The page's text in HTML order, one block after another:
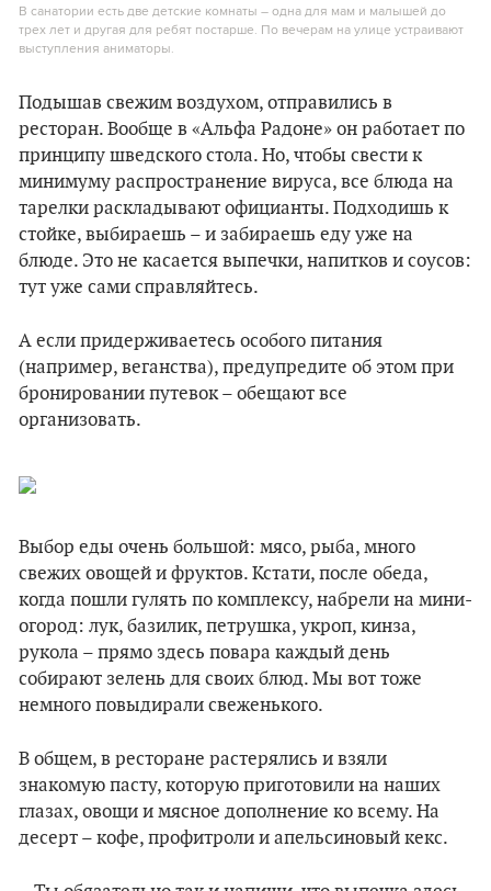
В санатории есть две детские комнаты – одна для мам и малышей до
трех лет и другая для ребят постарше. По вечерам на улице устраивают
выступления аниматоры.
Подышав свежим воздухом, отправились в
ресторан. Вообще в «Альфа Радоне» он работает по
принципу шведского стола. Но, чтобы свести к
минимуму распространение вируса, все блюда на
тарелки раскладывают официанты. Подходишь к
стойке, выбираешь – и забираешь еду уже на
блюде. Это не касается выпечки, напитков и соусов:
тут уже сами справляйтесь.
А если придерживаетесь особого питания
(например, веганства), предупредите об этом при
бронировании путевок – обещают все
организовать.
Выбор еды очень большой: мясо, рыба, много
свежих овощей и фруктов. Кстати, после обеда,
когда пошли гулять по комплексу, набрели на мини-
огород: лук, базилик, петрушка, укроп, кинза,
рукола – прямо здесь повара каждый день
собирают зелень для своих блюд. Мы вот тоже
немного повыдирали свеженького.
В общем, в ресторане растерялись и взяли
знакомую пасту, которую приготовили на наших
глазах, овощи и мясное дополнение ко всему. На
десерт – кофе, профитроли и апельсиновый кекс.